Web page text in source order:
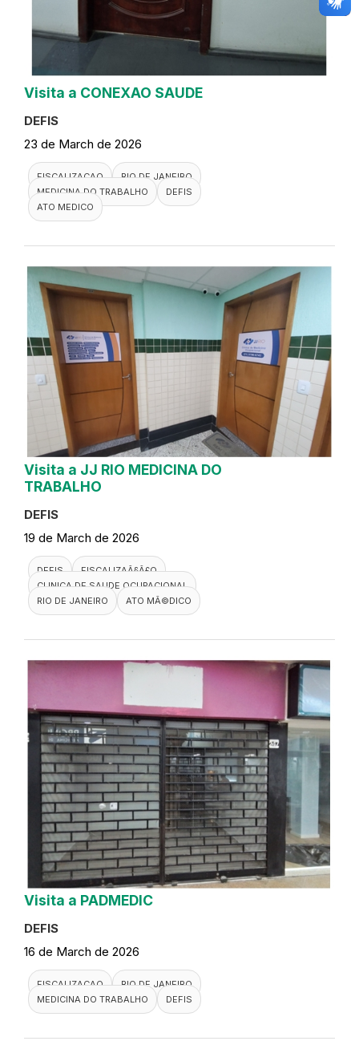
Visita a CONEXAO SAUDE
DEFIS
23 de March de 2026
FISCALIZACAO
RIO DE JANEIRO
MEDICINA DO TRABALHO
DEFIS
ATO MEDICO
Visita a JJ RIO MEDICINA DO
TRABALHO
DEFIS
19 de March de 2026
DEFIS
FISCALIZAÃ§Ã£O
CLINICA DE SAUDE OCUPACIONAL
RIO DE JANEIRO
ATO MÃ©DICO
Visita a PADMEDIC
DEFIS
16 de March de 2026
FISCALIZACAO
RIO DE JANEIRO
MEDICINA DO TRABALHO
DEFIS